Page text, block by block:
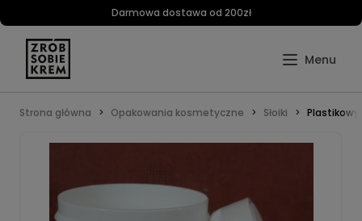
Darmowa dostawa od 200zł
Strona główna Opakowania kosmetyczne Słoiki